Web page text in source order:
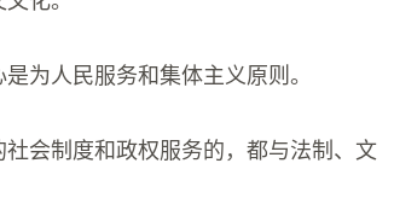
为人民服务和集体主义原则。
会制度和政权服务的，都与法制、文